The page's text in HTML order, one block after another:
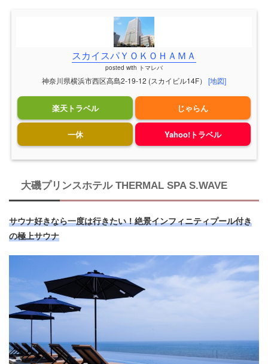
スカイスパＹＯＫＯＨＡＭＡ
posted with トマレバ
神奈川県横浜市西区高島2-19-12 (スカイビル14F） [地図]
楽天トラベル じゃらん
一休 Yahoo!トラベル
大磯プリンスホテル THERMAL SPA S.WAVE
サウナ好きなら一度は行きたい！絶景インフィニティプール付き
の極上サウナ